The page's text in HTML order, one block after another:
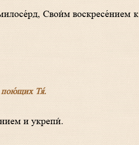
Свои́м воскресе́нием к
пою́щих Тя́.
и укрепи́.